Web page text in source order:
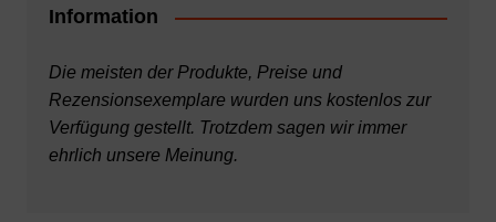
Information
Die meisten der Produkte, Preise und
Rezensionsexemplare wurden uns kostenlos zur
Verfügung gestellt. Trotzdem sagen wir immer
ehrlich unsere Meinung.